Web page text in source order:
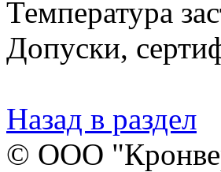
Температура
Допуски,
Назад в раздел
© ООО